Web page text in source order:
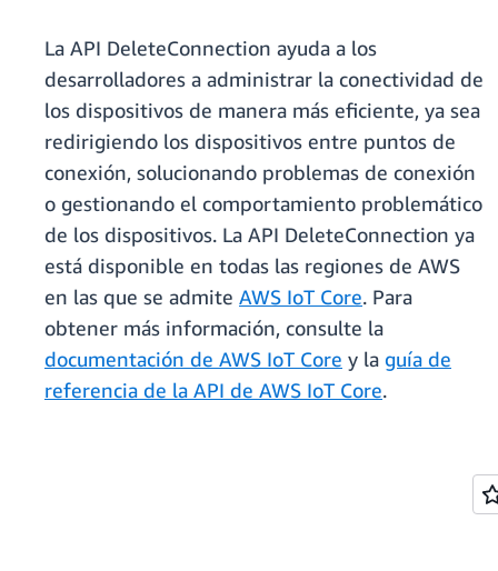
La API DeleteConnection ayuda a los
desarrolladores a administrar la conectividad de
los dispositivos de manera más eficiente, ya sea
redirigiendo los dispositivos entre puntos de
conexión, solucionando problemas de conexión
o gestionando el comportamiento problemático
de los dispositivos. La API DeleteConnection ya
está disponible en todas las regiones de AWS
en las que se admite AWS IoT Core. Para
obtener más información, consulte la
documentación de AWS IoT Core y la guía de
referencia de la API de AWS IoT Core.